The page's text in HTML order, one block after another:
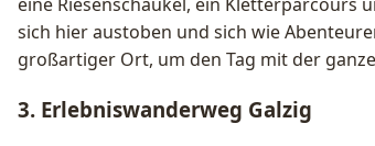
sich hier austoben und sich wie
großartiger Ort, um den Tag mit der
3. Erlebniswanderweg Galzig